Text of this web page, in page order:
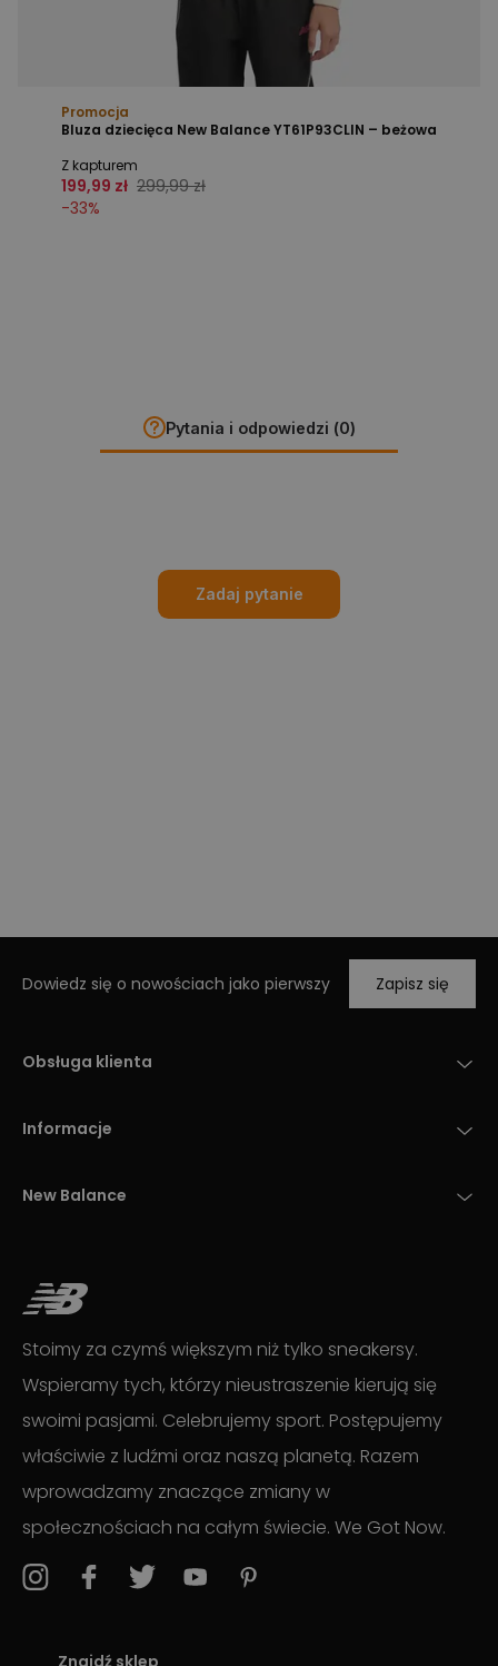
Promocja
Bluza dziecięca New Balance YT61P93CLIN – beżowa
Z kapturem
199,99 zł 299,99 zł
-33%
Pytania i odpowiedzi (0)
Zadaj pytanie
Dowiedz się o nowościach jako pierwszy Zapisz się
Obsługa klienta
Informacje
New Balance
Stoimy za czymś większym niż tylko sneakersy.
Wspieramy tych, którzy nieustraszenie kierują się
swoimi pasjami. Celebrujemy sport. Postępujemy
właściwie z ludźmi oraz naszą planetą. Razem
wprowadzamy znaczące zmiany w
społecznościach na całym świecie. We Got Now.